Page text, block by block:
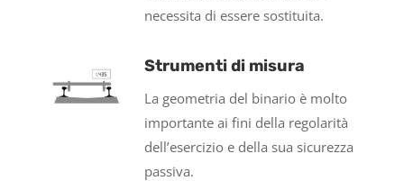
necessita di essere sostituita.
Strumenti di misura
La geometria del binario è molto
importante ai fini della regolarità
dell’esercizio e della sua sicurezza
passiva.